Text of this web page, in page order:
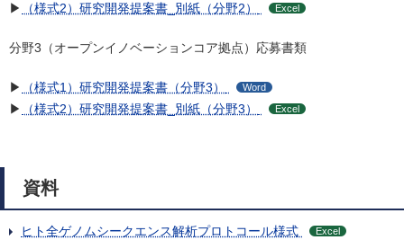
▶ （様式2）研究開発提案書_別紙（分野2） Excel
分野3（オープンイノベーションコア拠点）応募書類
▶ （様式1）研究開発提案書（分野3） Word
▶ （様式2）研究開発提案書_別紙（分野3） Excel
資料
ヒト全ゲノムシークエンス解析プロトコール様式 Excel